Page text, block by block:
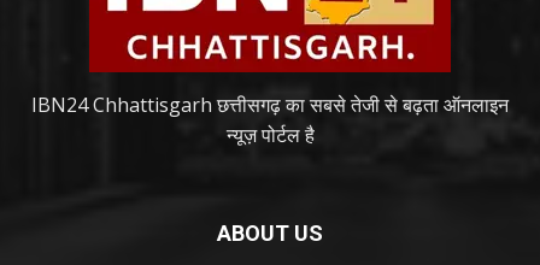
IBN24 Chhattisgarh छत्तीसगढ़ का सबसे तेजी से बढ़ता ऑनलाइन
न्यूज़ पोर्टल है
ABOUT US